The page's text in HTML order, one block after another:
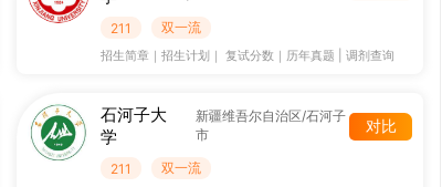
211 双一流
招生简章 ｜ 招生计划 ｜ 复试分数 ｜ 历年真题 调剂查询
石河子大
学
新疆维吾尔自治区/石河子
市
对比
211 双一流